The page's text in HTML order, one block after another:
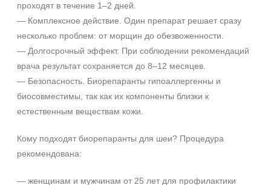
проходят в течение 1–2 дней.
— Комплексное действие. Один препарат решает сразу
несколько проблем: от морщин до обезвоженности.
— Долгосрочный эффект. При соблюдении рекомендаций
врача результат сохраняется до 8–12 месяцев.
— Безопасность. Биорепаранты гипоаллергенны и
биосовместимы, так как их компоненты близки к
естественным веществам кожи.
Кому подходят биорепаранты для шеи? Процедура
рекомендована:
— женщинам и мужчинам от 25 лет для профилактики